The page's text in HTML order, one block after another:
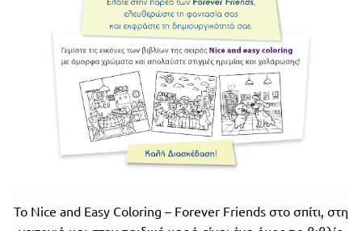
Παιχνίδια
Το Nice and Easy Coloring – Forever Friends στο σπίτι, στη